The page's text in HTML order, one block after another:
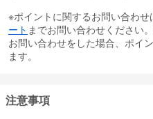
※ポイントに関するお問い合わせ
ート までお問い合わせください
お問い合わせをした場合、ポイ
ます。
注意事項